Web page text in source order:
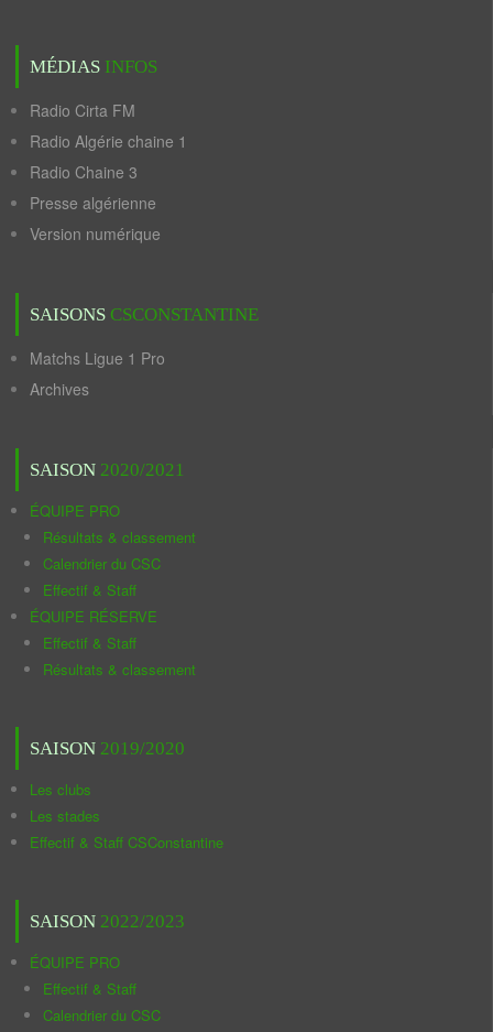
MÉDIAS INFOS
Radio Cirta FM
Radio Algérie chaine 1
Radio Chaine 3
Presse algérienne
Version numérique
SAISONS CSCONSTANTINE
Matchs Ligue 1 Pro
Archives
SAISON 2020/2021
ÉQUIPE PRO
Résultats & classement
Calendrier du CSC
Effectif & Staff
ÉQUIPE RÉSERVE
Effectif & Staff
Résultats & classement
SAISON 2019/2020
Les clubs
Les stades
Effectif & Staff CSConstantine
SAISON 2022/2023
ÉQUIPE PRO
Effectif & Staff
Calendrier du CSC